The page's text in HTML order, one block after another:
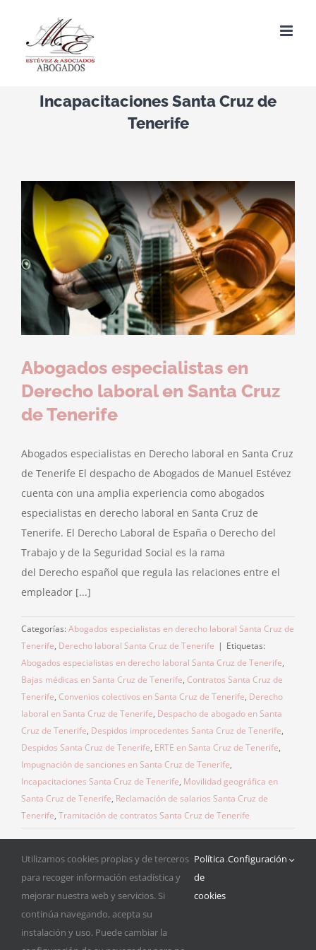
contenido
Incapacitaciones Santa Cruz de
Tenerife
Abogados especialistas en
Derecho laboral en Santa Cruz
de Tenerife
Abogados especialistas en Derecho laboral en Santa Cruz
de Tenerife El despacho de Abogados de Manuel Estévez
cuenta con una amplia experiencia como abogados
especialistas en derecho laboral en Santa Cruz de
Tenerife. El Derecho Laboral de España o Derecho del
Trabajo y de la Seguridad Social es la rama
del Derecho español que regula las relaciones entre el
empleador [...]
Categorías: Abogados especialistas en derecho laboral Santa Cruz de
Tenerife, Derecho laboral Santa Cruz de Tenerife | Etiquetas:
Abogados especialistas en derecho laboral Santa Cruz de Tenerife,
Bajas médicas en Santa Cruz de Tenerife, Contratos Santa Cruz de
Tenerife, Convenios colectivos en Santa Cruz de Tenerife, Derecho
laboral en Santa Cruz de Tenerife, Despacho de abogado en Santa
Cruz de Tenerife, Despidos improcedentes Santa Cruz de Tenerife,
Despidos Santa Cruz de Tenerife, ERTE en Santa Cruz de Tenerife,
Impugnación de sanciones en Santa Cruz de Tenerife,
Incapacitaciones Santa Cruz de Tenerife, Movilidad geográfica en
Santa Cruz de Tenerife, Reclamación de salarios Santa Cruz de
Tenerife, Tramitación de contratos Santa Cruz de Tenerife
© Copyright 2015 -2026 Estévez & Asociados |
Utilizamos cookies propias y de terceros
para recoger información estadística y
mejorar nuestra web y servicios. Si
continúa navegando, acepta su
instalación y uso. Puede cambiar la
Política
de
cookies
.Configuración